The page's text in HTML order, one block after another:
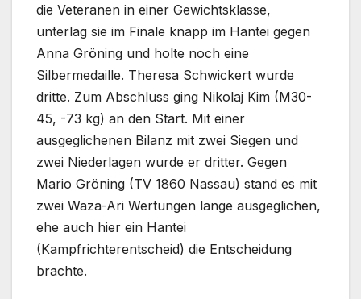
die Veteranen in einer Gewichtsklasse,
unterlag sie im Finale knapp im Hantei gegen
Anna Gröning und holte noch eine
Silbermedaille. Theresa Schwickert wurde
dritte. Zum Abschluss ging Nikolaj Kim (M30-
45, -73 kg) an den Start. Mit einer
ausgeglichenen Bilanz mit zwei Siegen und
zwei Niederlagen wurde er dritter. Gegen
Mario Gröning (TV 1860 Nassau) stand es mit
zwei Waza-Ari Wertungen lange ausgeglichen,
ehe auch hier ein Hantei
(Kampfrichterentscheid) die Entscheidung
brachte.